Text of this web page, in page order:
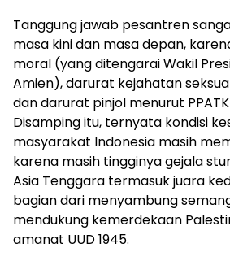
Tanggung jawab pesantren
masa kini dan masa depan,
moral (yang ditengarai Wakil
Amien), darurat kejahatan
dan darurat pinjol menurut
Disamping itu, ternyata kondisi
masyarakat Indonesia masih
karena masih tingginya gejala
Asia Tenggara termasuk juara
bagian dari menyambung
mendukung kemerdekaan
amanat UUD 1945.